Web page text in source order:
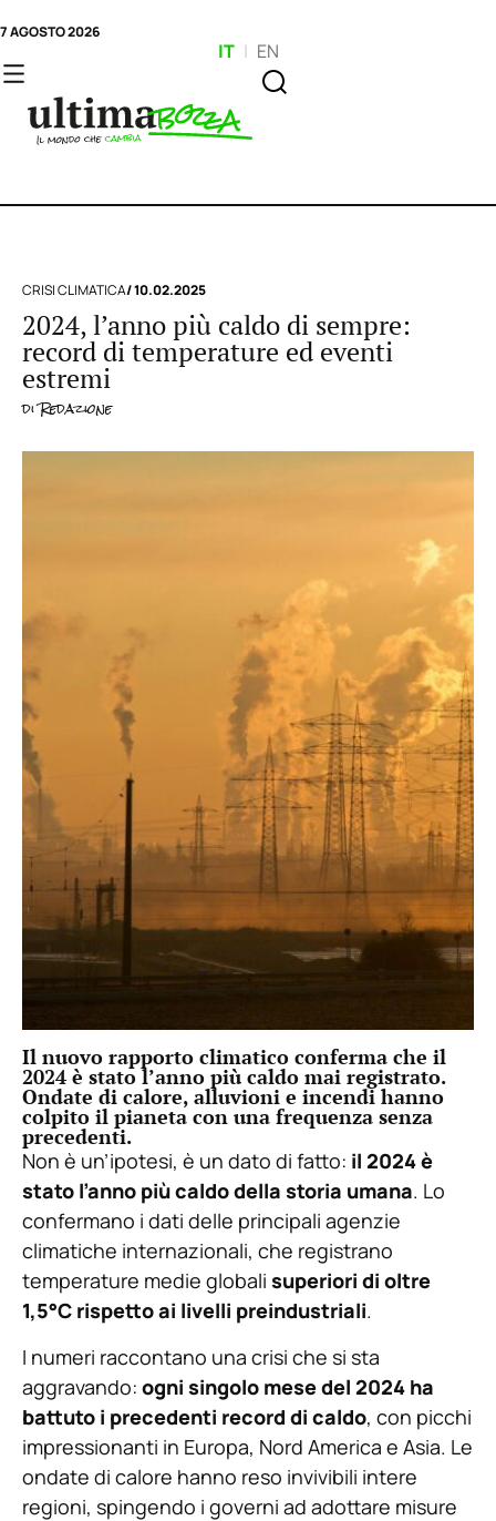
7 AGOSTO 2026
IT | EN
CRISI CLIMATICA/ 10.02.2025
2024, l’anno più caldo di sempre:
record di temperature ed eventi
estremi
diRedazione
Il nuovo rapporto climatico conferma che il
2024 è stato l’anno più caldo mai registrato.
Ondate di calore, alluvioni e incendi hanno
colpito il pianeta con una frequenza senza
precedenti.
Non è un’ipotesi, è un dato di fatto: il 2024 è
stato l’anno più caldo della storia umana. Lo
confermano i dati delle principali agenzie
climatiche internazionali, che registrano
temperature medie globali superiori di oltre
1,5°C rispetto ai livelli preindustriali.
I numeri raccontano una crisi che si sta
aggravando: ogni singolo mese del 2024 ha
battuto i precedenti record di caldo, con picchi
impressionanti in Europa, Nord America e Asia. Le
ondate di calore hanno reso invivibili intere
regioni, spingendo i governi ad adottare misure